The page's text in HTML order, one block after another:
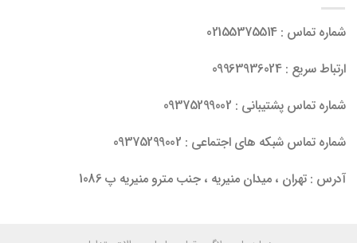
شماره تماس : 02155375514
ارتباط سریع : 09963936024
شماره تماس پشتیبانی : 09375299002
شماره تماس شبکه های اجتماعی : 09375299002
آدرس : تهران ، میدان منیریه ، جنب مترو منیریه پ 1086